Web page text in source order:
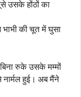
उसके होंठों का
की चूत में घुसा
रुके उसके मम्मों
नार्मल हुई। अब मैंने